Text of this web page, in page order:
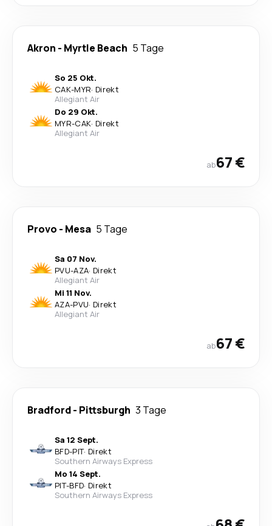
Akron - Myrtle Beach 5 Tage
So 25 Okt.
CAK-MYR· Direkt
Allegiant Air
Do 29 Okt.
MYR-CAK· Direkt
Allegiant Air
ab67 €
Provo - Mesa 5 Tage
Sa 07 Nov.
PVU-AZA· Direkt
Allegiant Air
Mi 11 Nov.
AZA-PVU· Direkt
Allegiant Air
ab67 €
Bradford- Pittsburgh 3 Tage
Sa 12 Sept.
BFD-PIT· Direkt
Southern Airways Express
Mo 14 Sept.
PIT-BFD· Direkt
Southern Airways Express